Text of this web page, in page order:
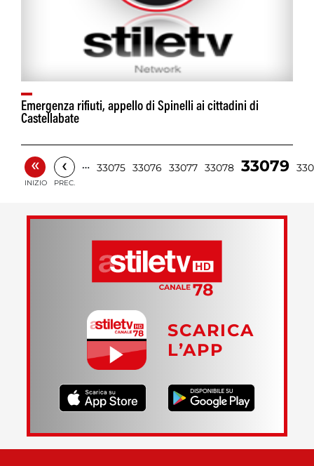
Emergenza rifiuti, appello di Spinelli ai cittadini di
Castellabate
«
INIZIO
‹
PREC.
… 33075 33076 33077 33078 33079
SCARICA
L’APP